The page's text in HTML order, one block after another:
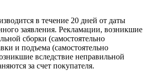
в течение 20 дней от даты
заявления. Рекламации, возникшие
сборки (самостоятельно
и подъема (самостоятельно
вследствие неправильной
за счет покупателя.